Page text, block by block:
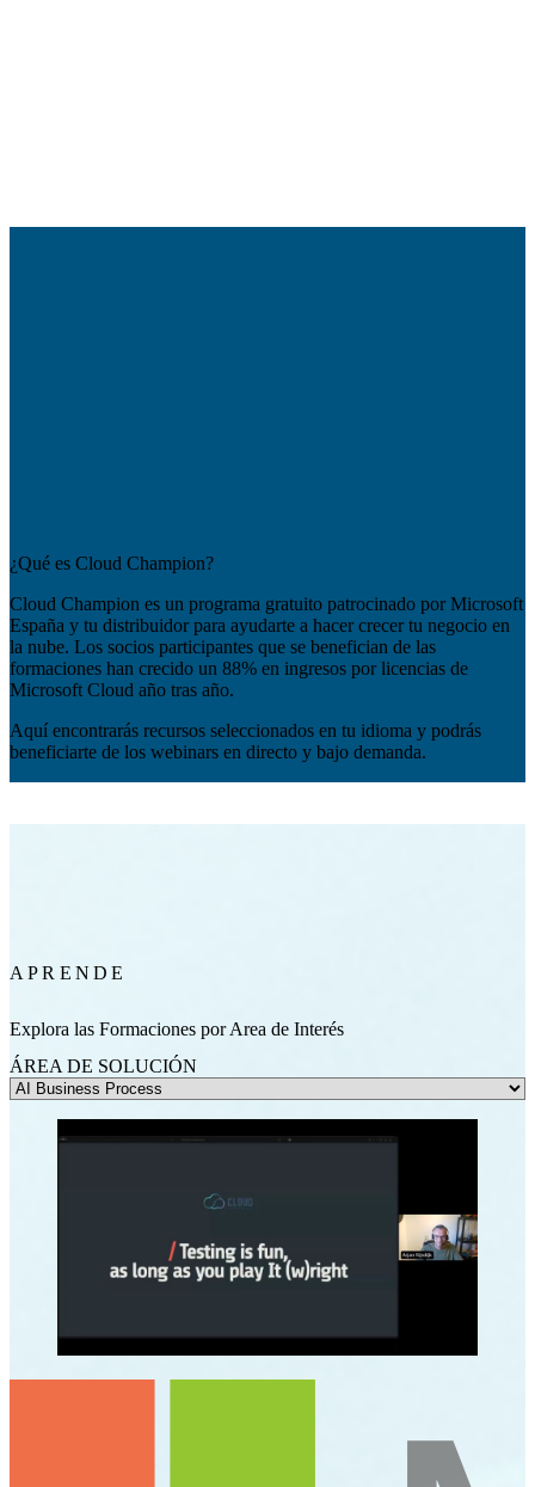
¿Qué es Cloud Champion?
Cloud Champion es un programa gratuito patrocinado por Microsoft
España y tu distribuidor para ayudarte a hacer crecer tu negocio en
la nube. Los socios participantes que se benefician de las
formaciones han crecido un 88% en ingresos por licencias de
Microsoft Cloud año tras año.
Aquí encontrarás recursos seleccionados en tu idioma y podrás
beneficiarte de los webinars en directo y bajo demanda.
APRENDE
Explora las Formaciones por Area de Interés
ÁREA DE SOLUCIÓN